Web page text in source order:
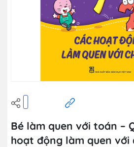
Bé làm quen với toán –
hoạt động làm quen với